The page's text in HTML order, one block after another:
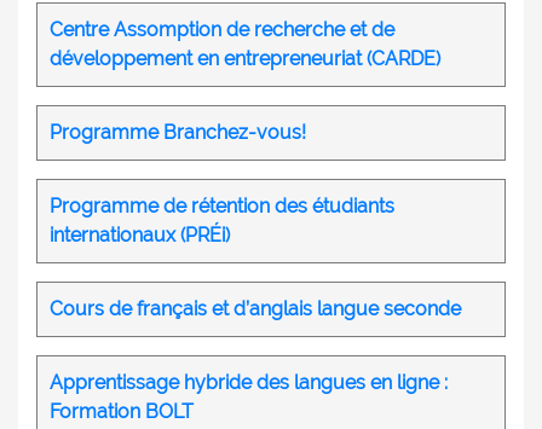
Centre Assomption de recherche et de
développement en entrepreneuriat (CARDE)
Programme Branchez-vous!
Programme de rétention des étudiants
internationaux (PRÉi)
Cours de français et d’anglais langue seconde
Apprentissage hybride des langues en ligne :
Formation BOLT